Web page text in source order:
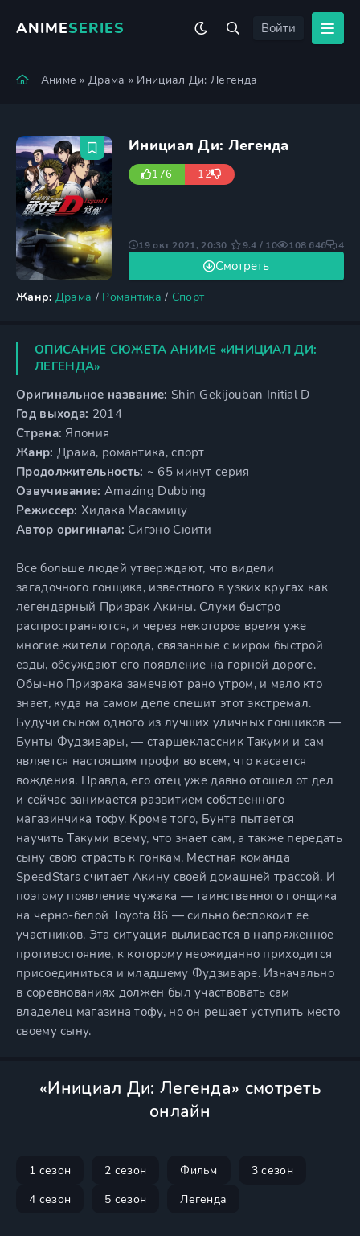
ANIMESERIES Войти
Аниме »Драма » Инициал Ди: Легенда
Инициал Ди: Легенда
176 12
Жанр: Драма / Романтика / Спорт
Смотреть
19 окт 2021, 20:30 9.4 / 10 108 646 4
ОПИСАНИЕ СЮЖЕТА АНИМЕ «ИНИЦИАЛ ДИ:
ЛЕГЕНДА»
Оригинальное название: Shin Gekijouban Initial D
Год выхода: 2014
Страна: Япония
Жанр: Драма, романтика, спорт
Продолжительность: ~ 65 минут серия
Озвучивание: Amazing Dubbing
Режиссер: Хидака Масамицу
Автор оригинала: Сигэно Сюити
Все больше людей утверждают, что видели
загадочного гонщика, известного в узких кругах как
легендарный Призрак Акины. Слухи быстро
распространяются, и через некоторое время уже
многие жители города, связанные с миром быстрой
езды, обсуждают его появление на горной дороге.
Обычно Призрака замечают рано утром, и мало кто
знает, куда на самом деле спешит этот экстремал.
Будучи сыном одного из лучших уличных гонщиков —
Бунты Фудзивары, — старшеклассник Такуми и сам
является настоящим профи во всем, что касается
вождения. Правда, его отец уже давно отошел от дел
и сейчас занимается развитием собственного
магазинчика тофу. Кроме того, Бунта пытается
научить Такуми всему, что знает сам, а также передать
сыну свою страсть к гонкам. Местная команда
SpeedStars считает Акину своей домашней трассой. И
поэтому появление чужака — таинственного гонщика
на черно-белой Toyota 86 — сильно беспокоит ее
участников. Эта ситуация выливается в напряженное
противостояние, к которому неожиданно приходится
присоединиться и младшему Фудзиваре. Изначально
в соревнованиях должен был участвовать сам
владелец магазина тофу, но он решает уступить место
своему сыну.
«Инициал Ди: Легенда» смотреть
онлайн
1 сезон 2 сезон Фильм
3 сезон
4 сезон
5 сезон Легенда